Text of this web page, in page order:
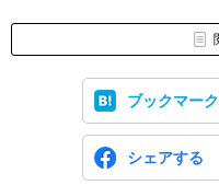
ブックマーク
シェアする